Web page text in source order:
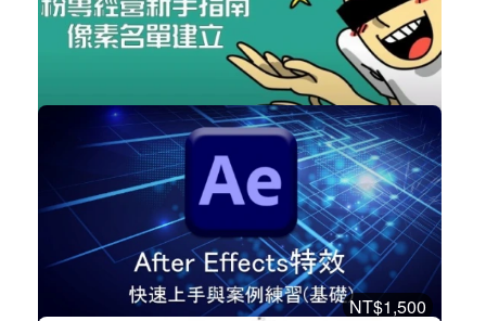
購買後有效期限：2028-08-08
3819
免費
度哥廣告投放系列
數位行銷 立即加入
購買後有效期限：課程下架時
3756
NT$1,500